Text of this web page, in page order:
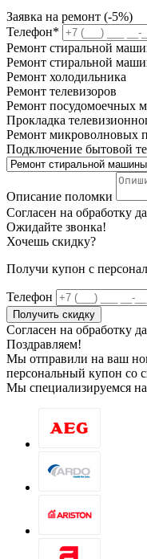
Заявка на ремонт (-5%)
Телефон*
Ремонт стиральной
Ремонт стиральной
Ремонт холодильника
Ремонт телевизоров
Ремонт посудомоечных
Прокладка
Ремонт микроволновых
Подключение бытовой
Описание поломки
Согласен на обработку
Ожидайте звонка!
Хочешь скидку?
Получи купон c
Телефон
Получить скидку
Согласен на обработку
Поздравляем!
Мы отправили на ваш
персональный купон со
Мы специализируемся